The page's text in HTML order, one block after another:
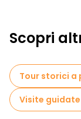
Scopri
Tour storici a
Visite